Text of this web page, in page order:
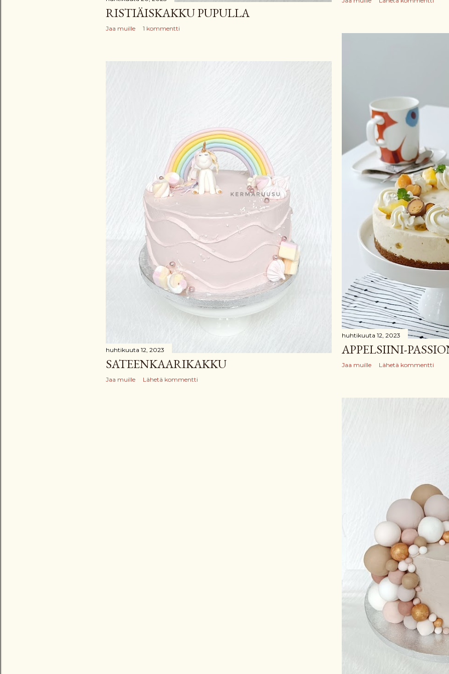
RISTIÄISKAKKU PUPULLA
Jaa muille 1 kommentti
huhtikuuta 12, 2023
APPELSIINI-
Jaa muille Lähetä kommentti
huhtikuuta 12, 2023
SATEENKAARIKAKKU
Jaa muille Lähetä kommentti